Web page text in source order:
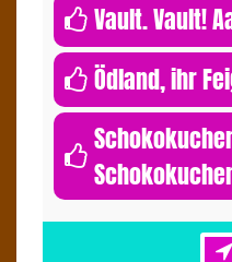
Vault. Vault!
Ödland, ihr